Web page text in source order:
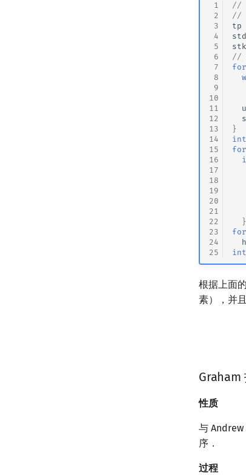
1
2
3
4
5
6
7
8
9
10
11
12
13
14
15
16
17
18
19
20
21
22
23
24
25
//
//
tp
std
stk
//
for
}
int
for
}
for
h
int
根据上面
素），并
Graham
性质
与
序．
过程